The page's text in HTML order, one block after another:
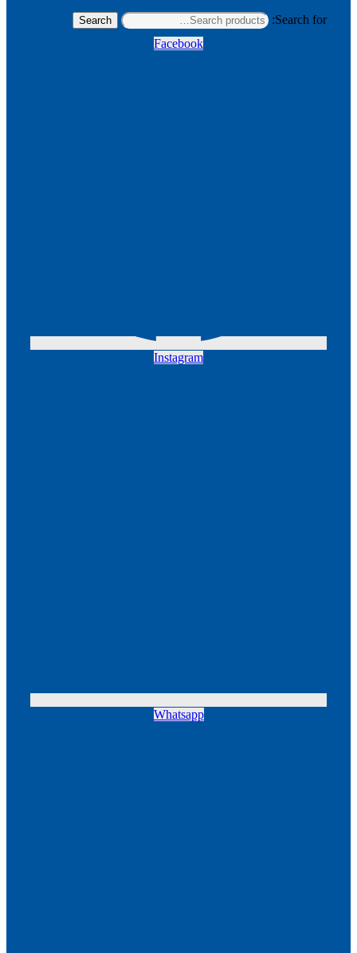
Search for:
Search
Facebook
Instagram
Whatsapp